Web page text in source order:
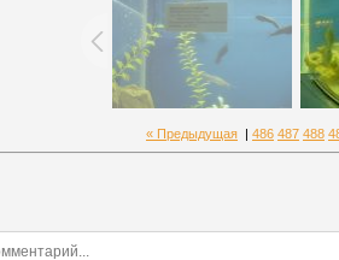
« Предыдущая 486 487 488